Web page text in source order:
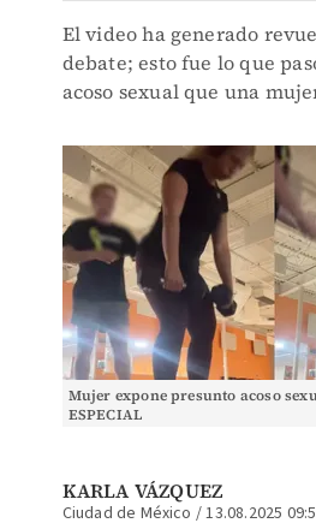
El video ha generado
debate; esto fue lo que
acoso sexual que una
Mujer expone presunto acoso
ESPECIAL
KARLA VÁZQUEZ
Ciudad de México /13.08.2025